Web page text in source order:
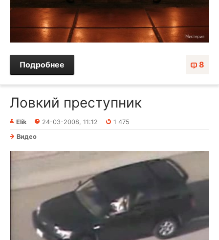
8
Подробнее
Ловкий преступник
Elik 24-03-2008, 11:12
1 475
Видео